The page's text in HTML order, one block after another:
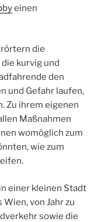
einen
die
kurvig und
den
und Gefahr laufen,
Zu ihrem eigenen
Maßnahmen
womöglich zum
wie zum
einer kleinen Stadt
von Jahr zu
sowie die